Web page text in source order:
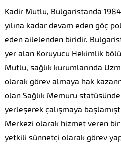
Kadir Mutlu, Bulgaristanda
yılına kadar devam eden göç
eden ailelenden biridir.
yer alan Koruyucu Hekimlik
Mutlu, sağlık kurumlarında
olarak görev almaya hak
olan Sağlık Memuru statüsünde
yerleşerek çalışmaya
Merkezi olarak hizmet veren bir
yetkili sünnetçi olarak görev